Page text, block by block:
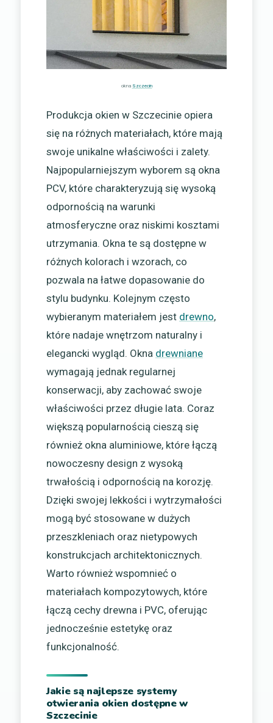
okna Szczecin
Produkcja okien w Szczecinie opiera
się na różnych materiałach, które mają
swoje unikalne właściwości i zalety.
Najpopularniejszym wyborem są okna
PCV, które charakteryzują się wysoką
odpornością na warunki
atmosferyczne oraz niskimi kosztami
utrzymania. Okna te są dostępne w
różnych kolorach i wzorach, co
pozwala na łatwe dopasowanie do
stylu budynku. Kolejnym często
wybieranym materiałem jest drewno,
które nadaje wnętrzom naturalny i
elegancki wygląd. Okna drewniane
wymagają jednak regularnej
konserwacji, aby zachować swoje
właściwości przez długie lata. Coraz
większą popularnością cieszą się
również okna aluminiowe, które łączą
nowoczesny design z wysoką
trwałością i odpornością na korozję.
Dzięki swojej lekkości i wytrzymałości
mogą być stosowane w dużych
przeszkleniach oraz nietypowych
konstrukcjach architektonicznych.
Warto również wspomnieć o
materiałach kompozytowych, które
łączą cechy drewna i PVC, oferując
jednocześnie estetykę oraz
funkcjonalność.
Jakie są najlepsze systemy
otwierania okien dostępne w
Szczecinie